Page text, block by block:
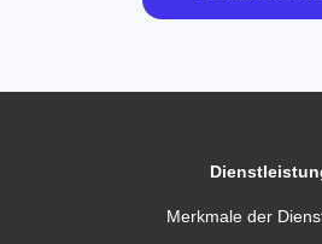
Merkmale der